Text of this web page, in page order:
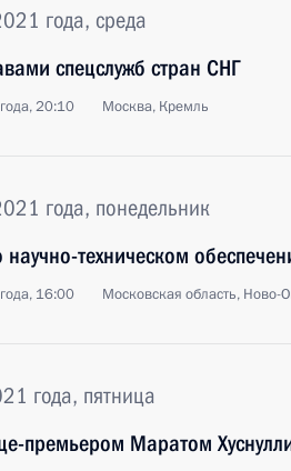
года, среда
спецслужб стран СНГ
20:10 Москва, Кремль
года, понедельник
техническом
16:00 Московская область, Ново-
года, пятница
премьером Маратом